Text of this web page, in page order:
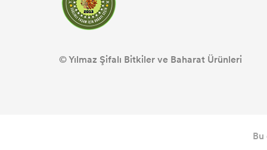
© Yılmaz Şifalı Bitkiler ve Baharat Ürünleri